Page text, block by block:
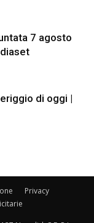
7 agosto
di oggi |
Privacy